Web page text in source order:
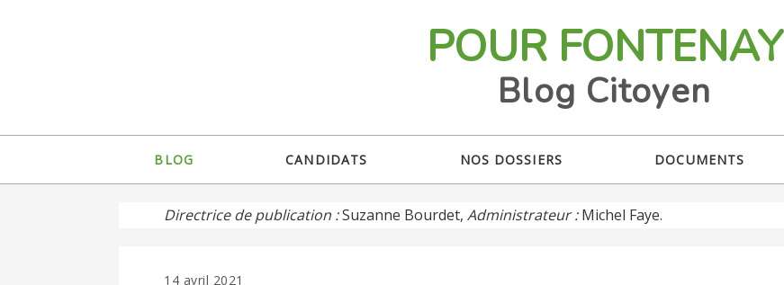
POUR FONTENAY
Blog Citoyen
top
BLOG CANDIDATS NOS DOSSIERS DOCUMENTS
Directrice de publication :Suzanne Bourdet, Administrateur :Michel Faye.
14 avril 2021